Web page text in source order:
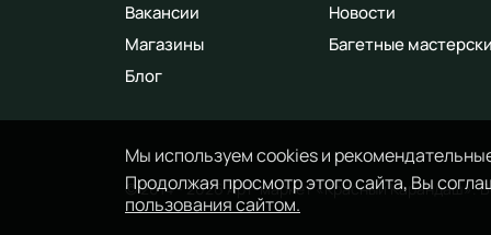
Мы используем cookies и
Продолжая просмотр этого сайта, Вы
пользования сайтом.
Вакансии
Магазины
Блог
Новости
Багетные
© 2014 - 2026 Арт-маркет «Красный Карандаш».